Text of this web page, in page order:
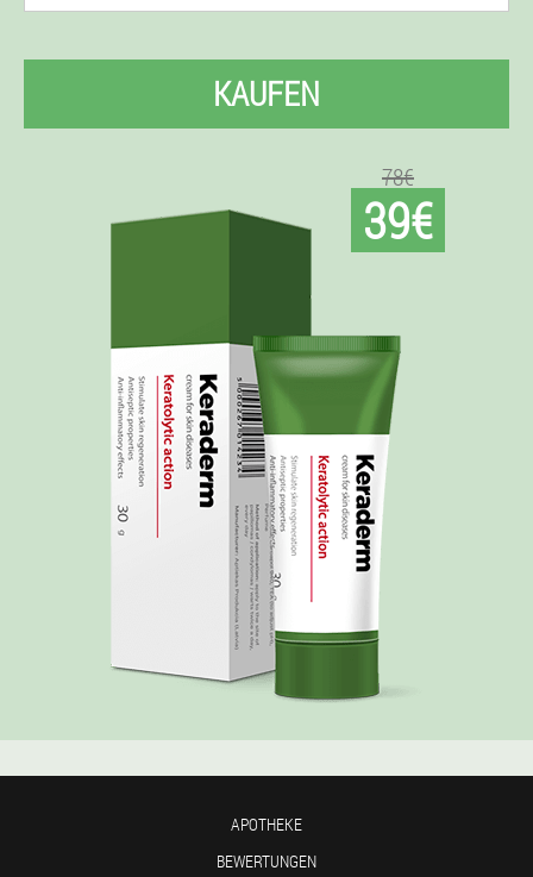
KAUFEN
78€
39€
APOTHEKE
BEWERTUNGEN